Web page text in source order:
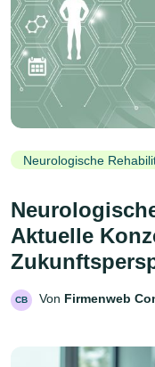
Neurologische
Aktuelle
CB Von Firmenweb